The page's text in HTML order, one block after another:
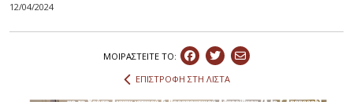
12/04/2024
ΜΟΙΡΑΣΤEIΤΕ ΤΟ:
ΕΠΙΣΤΡΟΦΗ ΣΤΗ ΛΙΣΤΑ